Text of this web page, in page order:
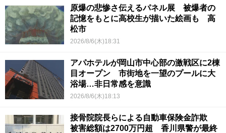
原爆の悲惨さ伝えるパネル展 被爆者の
記憶をもとに高校生が描いた絵画も 高
松市
2026/8/6(木)18:31
アパホテルが岡山市中心部の激戦区に2棟
目オープン 市街地を一望のプールに大
浴場…非日常感を意識
2026/8/6(木)18:13
接骨院院長らによる自動車保険金詐欺
被害総額は2700万円超 香川県警が最終